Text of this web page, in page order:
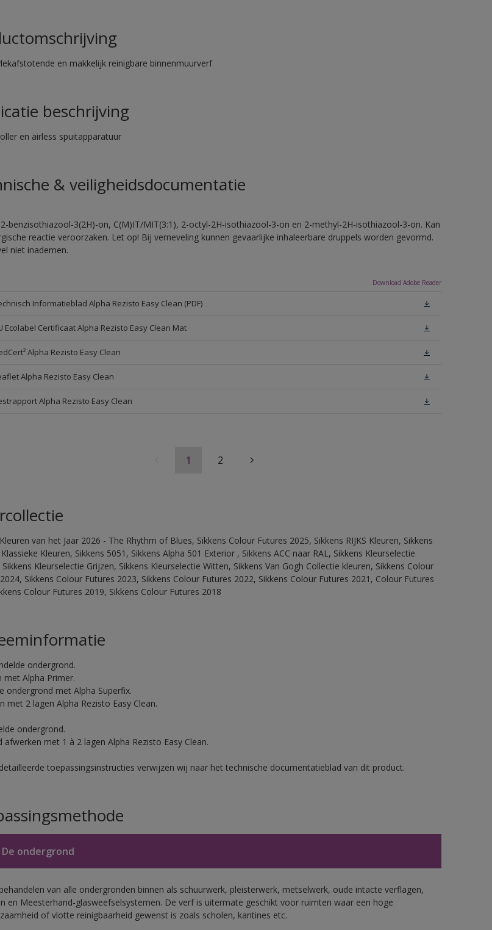
en makkelijk reinigbare binnenmuurverf
beschrijving
en airless spuitapparatuur
& veiligheidsdocumentatie
benzisothiazool-3(2H)-on, C(M)IT/MIT(3:1), 2-octyl-2H-isothiazool-3-on en 2-methyl-2H-isothiazool-3-on. Kan
reactie veroorzaken. Let op! Bij verneveling kunnen gevaarlijke inhaleerbare druppels worden gevormd.
niet inademen.
Download Adobe Reader
Informatieblad Alpha Rezisto Easy Clean (PDF)
Ecolabel Certificaat Alpha Rezisto Easy Clean Mat
Alpha Rezisto Easy Clean
Alpha Rezisto Easy Clean
Alpha Rezisto Easy Clean
1 2
van het Jaar 2026 - The Rhythm of Blues, Sikkens Colour Futures 2025, Sikkens RIJKS Kleuren, Sikkens
Kleuren, Sikkens 5051, Sikkens Alpha 501 Exterior , Sikkens ACC naar RAL, Sikkens Kleurselectie
Sikkens Kleurselectie Grijzen, Sikkens Kleurselectie Witten, Sikkens Van Gogh Collectie kleuren, Sikkens Colour
Sikkens Colour Futures 2023, Sikkens Colour Futures 2022, Sikkens Colour Futures 2021, Colour Futures
Colour Futures 2019, Sikkens Colour Futures 2018
ondergrond.
met Alpha Primer.
ondergrond met Alpha Superfix.
met 2 lagen Alpha Rezisto Easy Clean.
ondergrond.
afwerken met 1 à 2 lagen Alpha Rezisto Easy Clean.
toepassingsinstructies verwijzen wij naar het technische documentatieblad van dit product.
De ondergrond
van alle ondergronden binnen als schuurwerk, pleisterwerk, metselwerk, oude intacte verflagen,
en Meesterhand-glasweefselsystemen. De verf is uitermate geschikt voor ruimten waar een hoge
of vlotte reinigbaarheid gewenst is zoals scholen, kantines etc.